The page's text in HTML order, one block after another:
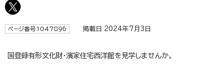
ページ番号1047896 掲載日 2024年7月3日
国登録有形文化財・濱家住宅西洋館を見学しませんか。